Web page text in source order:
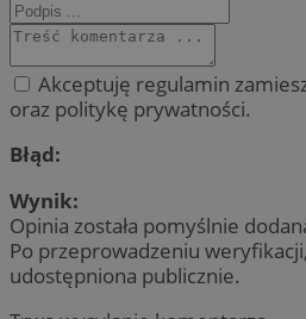
Akceptuję regulamin
oraz politykę prywatności.
Błąd:
Wynik:
Opinia została pomyślnie
Po przeprowadzeniu
udostępniona publicznie.